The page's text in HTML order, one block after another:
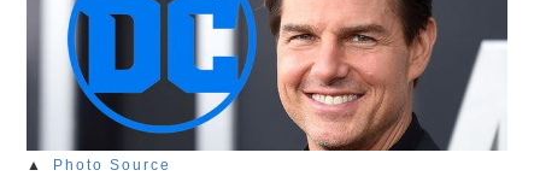
▲ Photo Source